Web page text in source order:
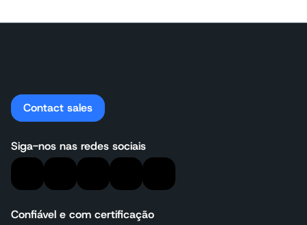
Contact sales
Siga-nos nas redes sociais
Confiável e com certificação